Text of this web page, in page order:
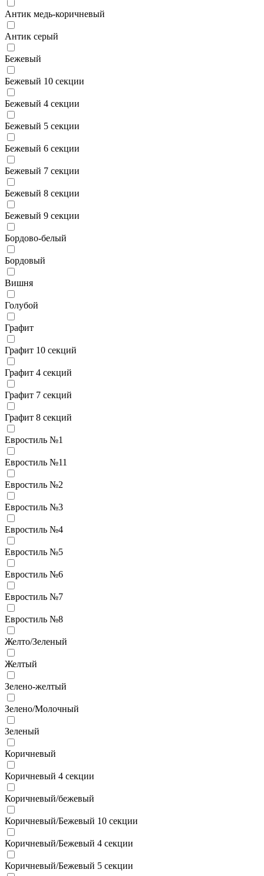
Антик медь-коричневый
Антик серый
Бежевый
Бежевый 10 секции
Бежевый 4 секции
Бежевый 5 секции
Бежевый 6 секции
Бежевый 7 секции
Бежевый 8 секции
Бежевый 9 секции
Бордово-белый
Бордовый
Вишня
Голубой
Графит
Графит 10 секций
Графит 4 секций
Графит 7 секций
Графит 8 секций
Евростиль №1
Евростиль №11
Евростиль №2
Евростиль №3
Евростиль №4
Евростиль №5
Евростиль №6
Евростиль №7
Евростиль №8
Желто/Зеленый
Желтый
Зелено-желтый
Зелено/Молочный
Зеленый
Коричневый
Коричневый 4 секции
Коричневый/бежевый
Коричневый/Бежевый 10 секции
Коричневый/Бежевый 4 секции
Коричневый/Бежевый 5 секции